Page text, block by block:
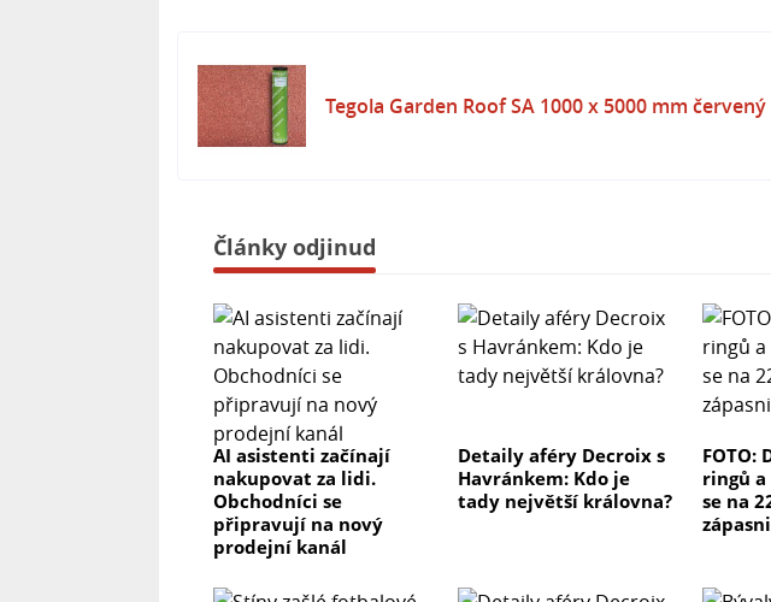
Tegola Garden Roof SA 1000 x 5000 mm červený
Články odjinud
AI asistenti začínají
nakupovat za lidi.
Obchodníci se
připravují na nový
prodejní kanál
Detaily aféry Decroix s
Havránkem: Kdo je
tady největší královna?
FOTO:
ringů
se na